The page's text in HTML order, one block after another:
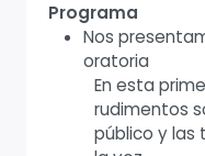
Programa
Nos
oratoria
En esta
rudimentos
público y las